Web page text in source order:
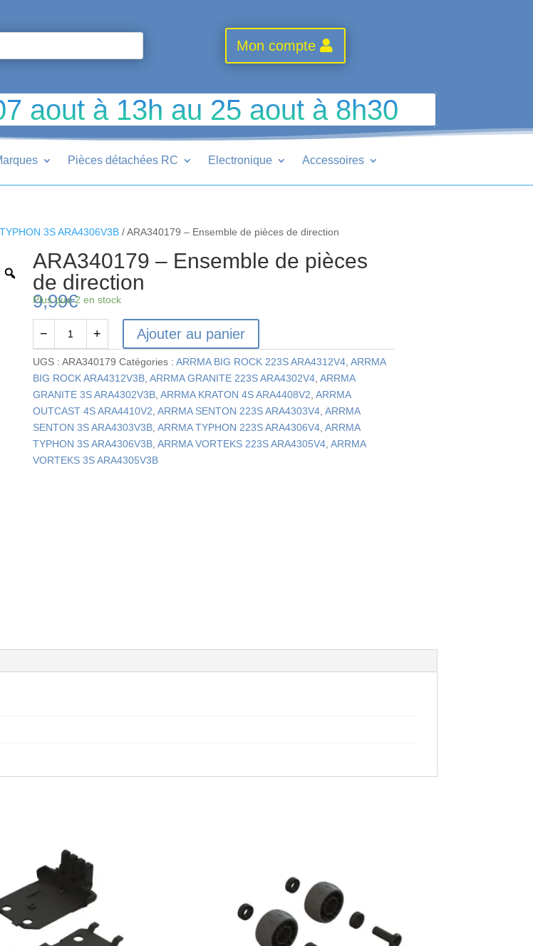
Mon compte
aout à 13h au 25 aout à 8h30
Pièces détachées RC Electronique Accessoires
3S ARA4306V3B / ARA340179 – Ensemble de pièces de direction
ARA340179 – Ensemble de pièces
de direction
9,99€
Plus que 2 en stock
quantité
de
ARA340179
-
Ensemble
de
pièces
de
− + Ajouter au panier
UGS :ARA340179 Catégories :ARRMA BIG ROCK 223S ARA4312V4 ,ARRMA
BIG ROCK ARA4312V3B ,ARRMA GRANITE 223S ARA4302V4 ,ARRMA
GRANITE 3S ARA4302V3B ,ARRMA KRATON 4S ARA4408V2 ,ARRMA
OUTCAST 4S ARA4410V2 ,ARRMA SENTON 223S ARA4303V4 ,ARRMA
SENTON 3S ARA4303V3B ,ARRMA TYPHON 223S ARA4306V4 ,ARRMA
TYPHON 3S ARA4306V3B ,ARRMA VORTEKS 223S ARA4305V4 ,ARRMA
VORTEKS 3S ARA4305V3B